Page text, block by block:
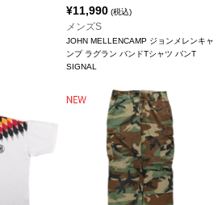
¥11,990 (税込)
メンズS
JOHN MELLENCAMP ジョンメレンキャ
ンプ ラグラン バンドTシャツ バンT
SIGNAL